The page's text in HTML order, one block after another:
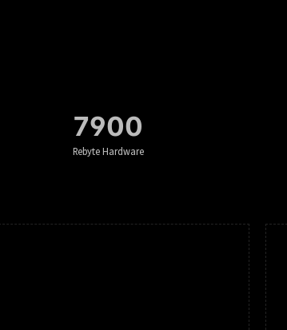
7900
Rebyte Hardware